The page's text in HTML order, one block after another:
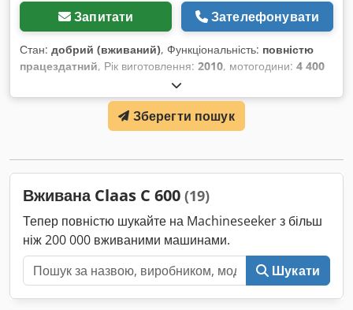
Запитати Зателефонувати
Стан: добрий (вживаний), Функціональність: повністю
працездатний, Рік виготовлення: 2010, мотогодини: 4 400
55,16 кВт (75,00 к.с.)
транспортного засобу:A2204DAA2203584, Обладнання:
, Гідравлічний реверсор, без кондиціонера,
навантажувач FL80 Dcedey Eq Upepfx Aiiek
Зберегти пошук
Вживана Claas C 600 (19)
Тепер повністю шукайте на Machineseeker з більш
ніж 200 000 вживаними машинами.
Шукати